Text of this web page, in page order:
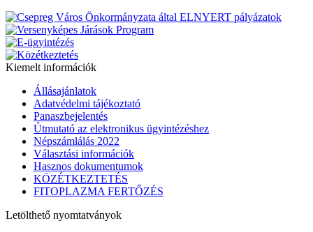
Kiemelt információk
Állásajánlatok
Adatvédelmi tájékoztató
Panaszbejelentés
Útmutató az elektronikus ügyintézéshez
Népszámlálás 2022
Választási információk
Hasznos dokumentumok
KÖZÉTKEZTETÉS
FITOPLAZMA FERTŐZÉS
Letölthető nyomtatványok